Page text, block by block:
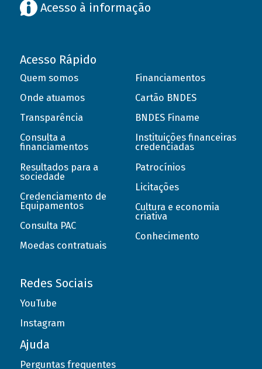
Acesso à informação
Acesso Rápido
Quem somos
Onde atuamos
Transparência
Consulta a
financiamentos
Resultados para a
sociedade
Credenciamento de
Equipamentos
Consulta PAC
Moedas contratuais
Financiamentos
Cartão BNDES
BNDES Finame
Instituições financeiras
credenciadas
Patrocínios
Licitações
Cultura e economia
criativa
Conhecimento
Redes Sociais
YouTube
Instagram
Ajuda
Perguntas frequentes